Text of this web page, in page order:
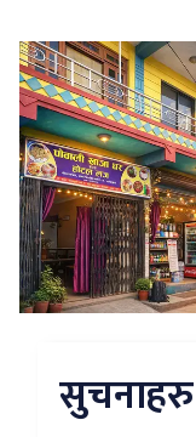
सुचनाहरु